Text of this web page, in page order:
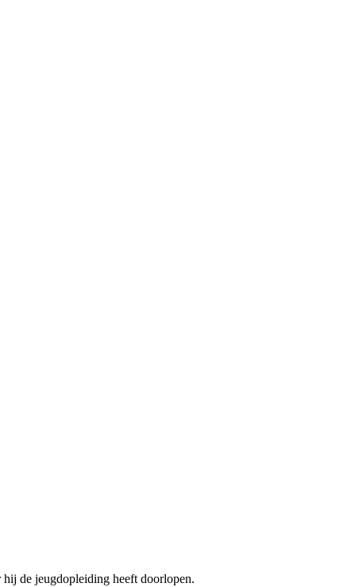
de jeugdopleiding heeft doorlopen.